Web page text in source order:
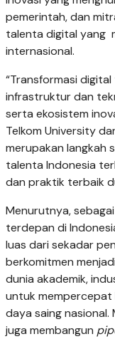
pemerintah, dan
talenta digital yang
internasional.
“Transformasi
infrastruktur dan
serta ekosistem
Telkom University
merupakan langkah
talenta Indonesia
dan praktik terbaik
Menurutnya,
terdepan di
luas dari sekadar
berkomitmen menjadi
dunia akademik,
untuk
daya saing nasional.
juga membangun